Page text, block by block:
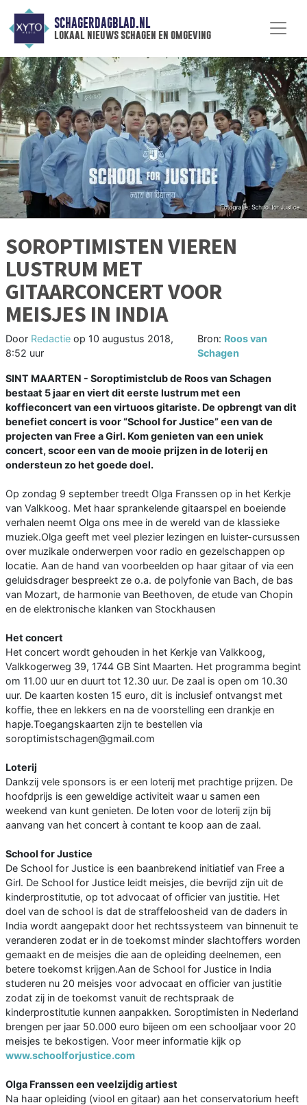
SCHAGERDAGBLAD.NL
lokaal nieuws schagen en omgeving
SOROPTIMISTEN VIEREN
LUSTRUM MET
GITAARCONCERT VOOR
MEISJES IN INDIA
Door Redactie op 10 augustus 2018,
8:52 uur
Bron: Roos van
Schagen
SINT MAARTEN - Soroptimistclub de Roos van Schagen
bestaat 5 jaar en viert dit eerste lustrum met een
koffieconcert van een virtuoos gitariste. De opbrengt van dit
benefiet concert is voor “School for Justice” een van de
projecten van Free a Girl. Kom genieten van een uniek
concert, scoor een van de mooie prijzen in de loterij en
ondersteun zo het goede doel.
Op zondag 9 september treedt Olga Franssen op in het Kerkje
van Valkkoog. Met haar sprankelende gitaarspel en boeiende
verhalen neemt Olga ons mee in de wereld van de klassieke
muziek.Olga geeft met veel plezier lezingen en luister-cursussen
over muzikale onderwerpen voor radio en gezelschappen op
locatie. Aan de hand van voorbeelden op haar gitaar of via een
geluidsdrager bespreekt ze o.a. de polyfonie van Bach, de bas
van Mozart, de harmonie van Beethoven, de etude van Chopin
en de elektronische klanken van Stockhausen
Het concert
Het concert wordt gehouden in het Kerkje van Valkkoog,
Valkkogerweg 39, 1744 GB Sint Maarten. Het programma begint
om 11.00 uur en duurt tot 12.30 uur. De zaal is open om 10.30
uur. De kaarten kosten 15 euro, dit is inclusief ontvangst met
koffie, thee en lekkers en na de voorstelling een drankje en
hapje.Toegangskaarten zijn te bestellen via
soroptimistschagen@gmail.com
Loterij
Dankzij vele sponsors is er een loterij met prachtige prijzen. De
hoofdprijs is een geweldige activiteit waar u samen een
weekend van kunt genieten. De loten voor de loterij zijn bij
aanvang van het concert à contant te koop aan de zaal.
School for Justice
De School for Justice is een baanbrekend initiatief van Free a
Girl. De School for Justice leidt meisjes, die bevrijd zijn uit de
kinderprostitutie, op tot advocaat of officier van justitie. Het
doel van de school is dat de straffeloosheid van de daders in
India wordt aangepakt door het rechtssysteem van binnenuit te
veranderen zodat er in de toekomst minder slachtoffers worden
gemaakt en de meisjes die aan de opleiding deelnemen, een
betere toekomst krijgen.Aan de School for Justice in India
studeren nu 20 meisjes voor advocaat en officier van justitie
zodat zij in de toekomst vanuit de rechtspraak de
kinderprostitutie kunnen aanpakken. Soroptimisten in Nederland
brengen per jaar 50.000 euro bijeen om een schooljaar voor 20
meisjes te bekostigen. Voor meer informatie kijk op
www.schoolforjustice.com
Olga Franssen een veelzijdig artiest
Na haar opleiding (viool en gitaar) aan het conservatorium heeft